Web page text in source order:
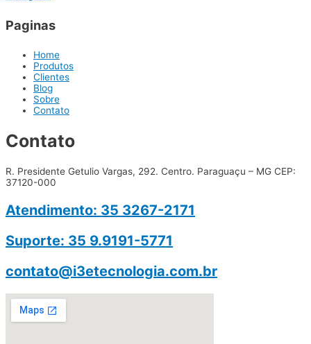
Paginas
Home
Produtos
Clientes
Blog
Sobre
Contato
Contato
R. Presidente Getulio Vargas, 292. Centro. Paraguaçu – MG CEP:
37120-000
Atendimento: 35 3267-2171
Suporte: 35 9.9191-5771
contato@i3etecnologia.com.br